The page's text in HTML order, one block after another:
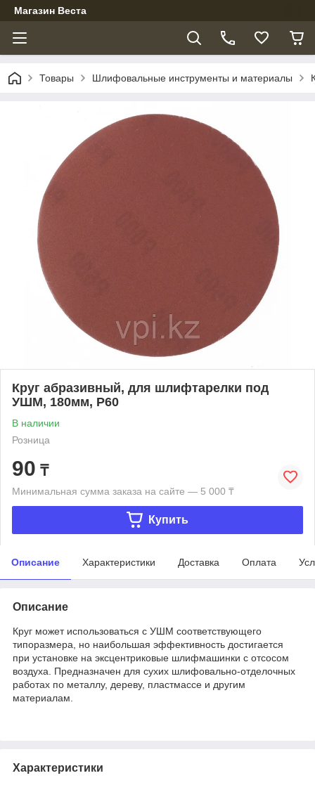
Магазин Веста
Товары Шлифовальные инструменты и материалы
Круг абразивный, для шлифтарелки под
УШМ, 180мм, Р60
В наличии
Розница
90 ₸
Минимальная сумма заказа на сайте — 5 000 ₸
Купить
Описание Характеристики Доставка Оплата
Описание
Круг может использоваться с УШМ соответствующего
типоразмера, но наибольшая эффективность достигается
при установке на эксцентриковые шлифмашинки с отсосом
воздуха. Предназначен для сухих шлифовально-отделочных
работах по металлу, дереву, пластмассе и другим
материалам.
Характеристики